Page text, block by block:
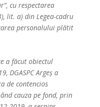
cu respectarea
lit. a) din Legea-cadru
personalului plătit
a făcut obiectul
DGASPC Argeș a
de contencios
cauza pe fond, prin